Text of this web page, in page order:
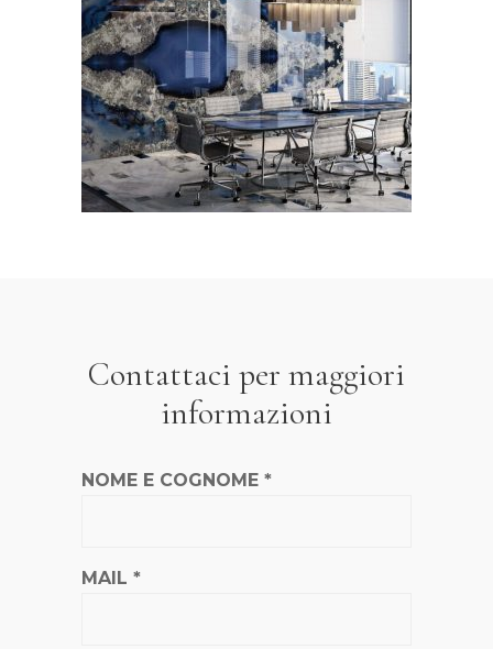
Glass
LEGGI TUTTO
Contattaci per maggiori
informazioni
NOME E COGNOME *
MAIL *